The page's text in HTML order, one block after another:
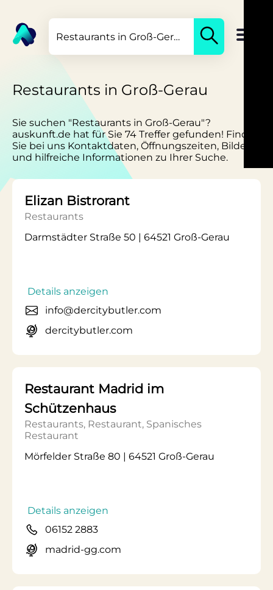
Restaurants in Groß-Gerau
Sie suchen "Restaurants in Groß-Gerau"?
auskunft.de hat für Sie 74 Treffer gefunden! Finden
Sie bei uns Kontaktdaten, Öffnungszeiten, Bilder
und hilfreiche Informationen zu Ihrer Suche.
Elizan Bistrorant
Restaurants
Darmstädter Straße 50 | 64521 Groß-Gerau
Details anzeigen
info@dercitybutler.com
dercitybutler.com
Restaurant Madrid im
Schützenhaus
Restaurants, Restaurant, Spanisches
Restaurant
Mörfelder Straße 80 | 64521 Groß-Gerau
Details anzeigen
06152 2883
madrid-gg.com